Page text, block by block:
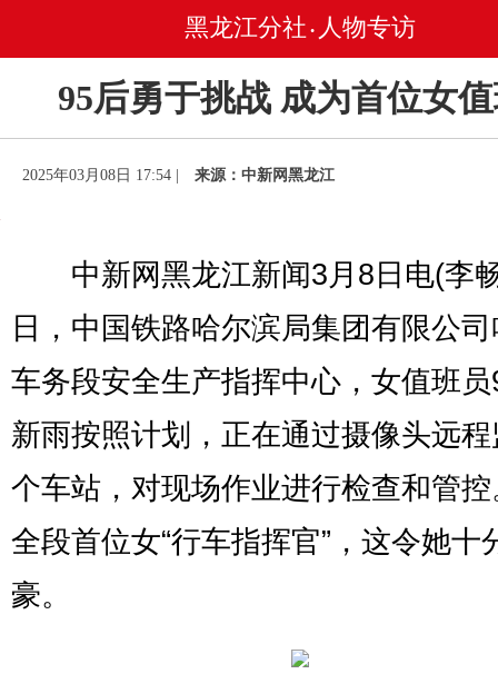
黑龙江分社 • 人物专访
95后勇于挑战 成为首位女
2025年03月08日 17:54 | 来源：中新网黑龙江
中新网黑龙江新闻3月8日电(李
日，中国铁路哈尔滨局集团有限公
车务段安全生产指挥中心，女值班
新雨按照计划，正在通过摄像头远
个车站，对现场作业进行检查和管
全段首位女“行车指挥官”，这令她十
豪。